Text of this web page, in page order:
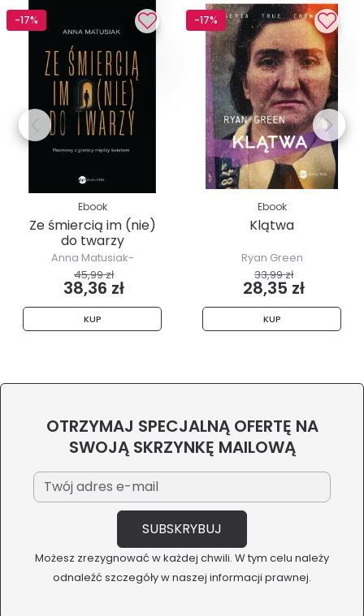
-17%
Ebook
Ze śmiercią im (nie)
do twarzy
Anna Matusiak-
Rześniowiecka
45,99 zł
38,36 zł
KUP
-17%
Ebook
Klątwa
Ryan Green
33,99 zł
28,35 zł
KUP
OTRZYMAJ SPECJALNĄ OFERTĘ NA
SWOJĄ SKRZYNKĘ MAILOWĄ
Możesz zrezygnować w każdej chwili. W tym celu należy
odnaleźć szczegóły w naszej informacji prawnej.